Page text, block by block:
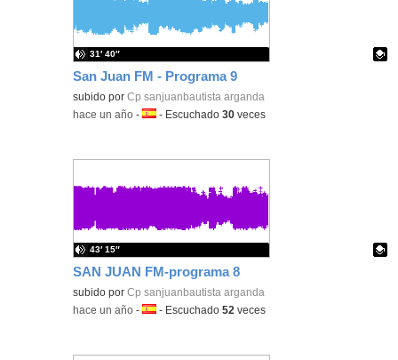
San Juan FM - Programa 9
Contenido educativo.
subido porCp sanjuanbautista arganda
31′ 40″
-hace un año -Idioma:
- Escuchado30 veces
SAN JUAN FM-programa 8
Contenido educativo.
subido porCp sanjuanbautista arganda
43′ 15″
-hace un año -Idioma:
- Escuchado52 veces